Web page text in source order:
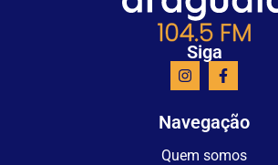
Siga
Navegação
Quem somos